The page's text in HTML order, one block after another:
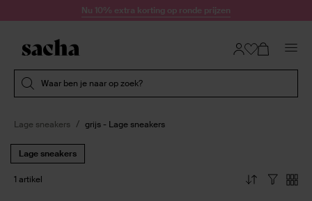
Doorgaan naar artikelNu 10% extra korting op ronde prijzen
Waar ben je naar op zoek?
Lage sneakers grijs - Lage sneakers
Lage sneakers
1 artikel